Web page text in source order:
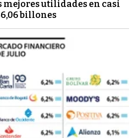
mejores utilidades en casi
billones